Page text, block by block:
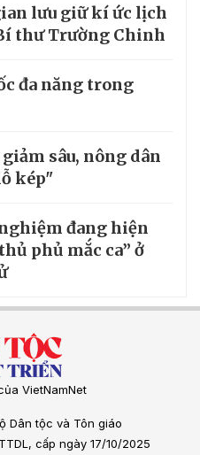
lưu giữ kí ức lịch
thư Trường Chinh
đa năng trong
sâu, nông dân
kép"
đang hiện
phủ mắc ca” ở
VietNamNet
Dân tộc và Tôn giáo
cấp ngày 17/10/2025